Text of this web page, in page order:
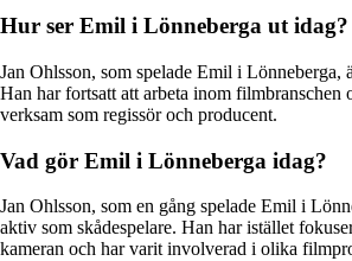
Hur ser Emil i Lönneberga ut idag?
Jan Ohlsson, som spelade Emil i Lönneberga,
Han har fortsatt att arbeta inom filmbranschen
verksam som regissör och producent.
Vad gör Emil i Lönneberga idag?
Jan Ohlsson, som en gång spelade Emil i
aktiv som skådespelare. Han har istället
kameran och har varit involverad i olika